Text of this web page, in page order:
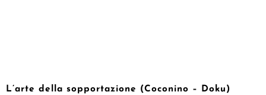
L’arte della sopportazione (Coconino – Doku)